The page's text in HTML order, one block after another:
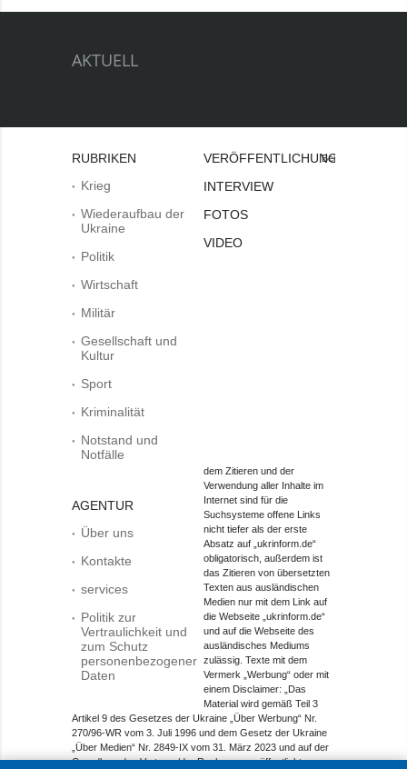
AKTUELL
RUBRIKEN
Krieg
Wiederaufbau der
Ukraine
Politik
Wirtschaft
Militär
Gesellschaft und
Kultur
Sport
Kriminalität
Notstand und
Notfälle
AGENTUR
Über uns
Kontakte
services
Politik zur
Vertraulichkeit und
zum Schutz
personenbezogener
Daten
VERÖFFENTLICHUNGEN
INTERVIEW
FOTOS
VIDEO
Bei
dem Zitieren und der
Verwendung aller Inhalte im
Internet sind für die
Suchsysteme offene Links
nicht tiefer als der erste
Absatz auf „ukrinform.de“
obligatorisch, außerdem ist
das Zitieren von übersetzten
Texten aus ausländischen
Medien nur mit dem Link auf
die Webseite „ukrinform.de“
und auf die Webseite des
ausländisches Mediums
zulässig. Texte mit dem
Vermerk „Werbung“ oder mit
einem Disclaimer: „Das
Material wird gemäß Teil 3
Artikel 9 des Gesetzes der Ukraine „Über Werbung“ Nr.
270/96-WR vom 3. Juli 1996 und dem Gesetz der Ukraine
„Über Medien“ Nr. 2849-IX vom 31. März 2023 und auf der
Grundlage des Vertrags/der Rechnung veröffentlicht.